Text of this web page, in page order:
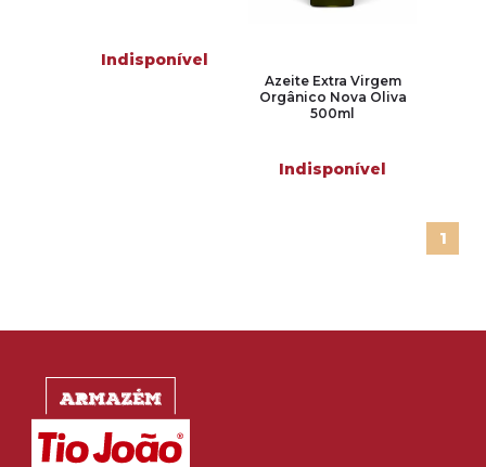
Indisponível
Azeite Extra Virgem
Orgânico Nova Oliva
500ml
Indisponível
1